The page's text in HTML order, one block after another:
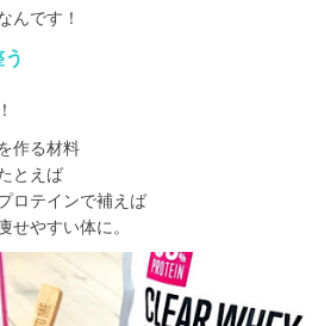
んです！
作る材料
とえば
ロテインで補えば
せやすい体に。